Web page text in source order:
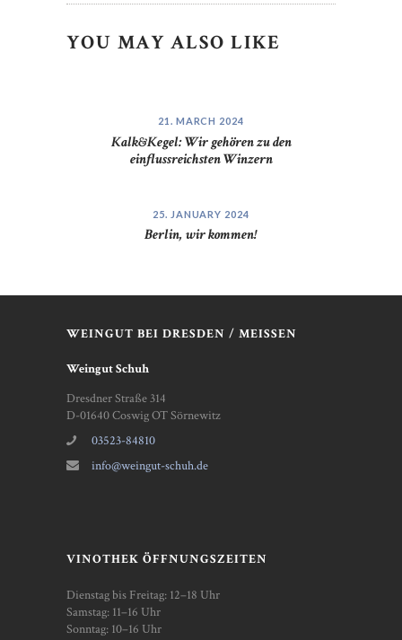
YOU MAY ALSO LIKE
21. MARCH 2024
Kalk&Kegel: Wir gehören zu den
einflussreichsten Winzern
25. JANUARY 2024
Berlin, wir kommen!
WEINGUT BEI DRESDEN / MEISSEN
Weingut Schuh
Dresdner Straße 314
D-01640 Coswig OT Sörnewitz
03523-84810
info@weingut-schuh.de
VINOTHEK ÖFFNUNGSZEITEN
Dienstag bis Freitag: 12–18 Uhr
Samstag: 11–16 Uhr
Sonntag: 10–16 Uhr